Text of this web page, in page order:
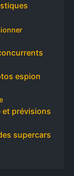
espion
et prévisions
supercars